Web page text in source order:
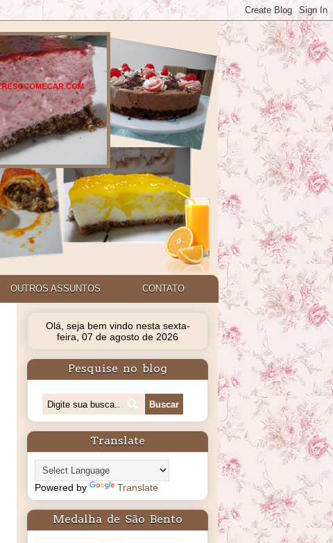
OUTROS ASSUNTOS CONTATO
Olá, seja bem vindo nesta sexta-
feira, 07 de agosto de 2026
Pesquise no blog
Translate
Powered by Translate
Medalha de São Bento